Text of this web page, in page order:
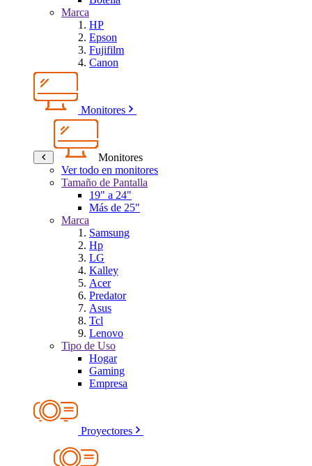
Marca
HP
Epson
Fujifilm
Canon
Monitores
Monitores
Ver todo en monitores
Tamaño de Pantalla
19" a 24"
Más de 25"
Marca
Samsung
Hp
LG
Kalley
Acer
Predator
Asus
Tcl
Lenovo
Tipo de Uso
Hogar
Gaming
Empresa
Proyectores